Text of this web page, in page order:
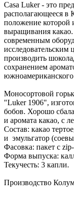
Casa Luker - это
располагающееся в
положение которой
выращивания
современным
производить
сохранением
южноамериканского
Моносортовой
"Luker 1906",
бобов. Хорошо
и аромата какао, с
Состав: какао
и эмульгатор
Фасовка: пакет с
Форма выпуска:
Текучесть: 3 капли.
Производство